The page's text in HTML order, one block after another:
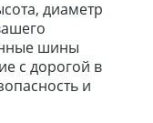
диаметр
шины
с дорогой в
и